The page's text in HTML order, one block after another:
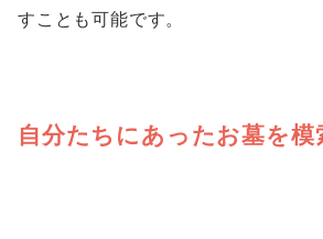
すことも可能です。
自分たちにあったお墓を模